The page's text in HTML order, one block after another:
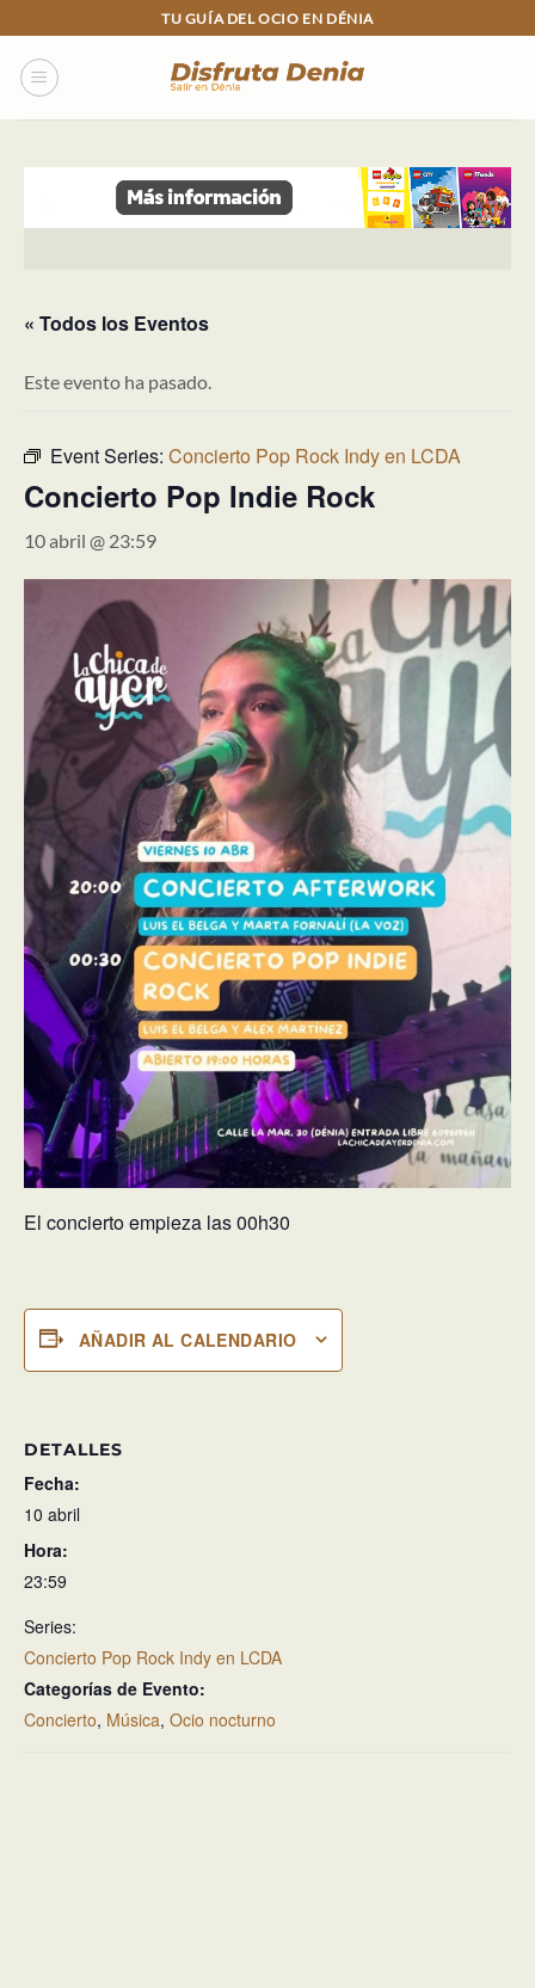
to
content
TU GUÍA DEL OCIO EN DÉNIA
« Todos los Eventos
Este evento ha pasado.
Event Series: Concierto Pop Rock Indy en LCDA
Concierto Pop Indie Rock
10 abril @ 23:59
El concierto empieza las 00h30
AÑADIR AL CALENDARIO
DETALLES
Fecha:
10 abril
Hora:
23:59
Series:
Concierto Pop Rock Indy en LCDA
Categorías de Evento:
Concierto, Música, Ocio nocturno